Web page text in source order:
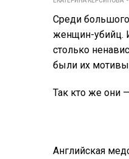
Среди
женщин-убийц.
столько
были их
Так кто же они
Английская